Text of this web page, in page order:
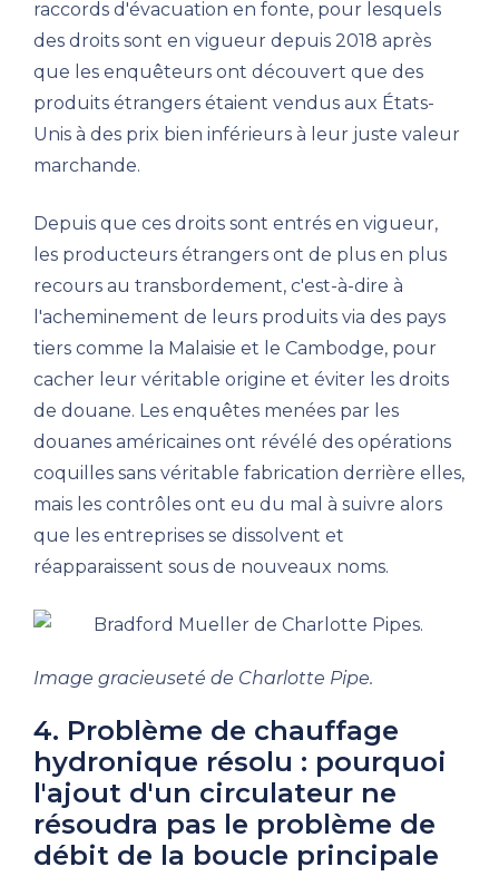
raccords d'évacuation en fonte, pour lesquels
des droits sont en vigueur depuis 2018 après
que les enquêteurs ont découvert que des
produits étrangers étaient vendus aux États-
Unis à des prix bien inférieurs à leur juste valeur
marchande.
Depuis que ces droits sont entrés en vigueur,
les producteurs étrangers ont de plus en plus
recours au transbordement, c'est-à-dire à
l'acheminement de leurs produits via des pays
tiers comme la Malaisie et le Cambodge, pour
cacher leur véritable origine et éviter les droits
de douane. Les enquêtes menées par les
douanes américaines ont révélé des opérations
coquilles sans véritable fabrication derrière elles,
mais les contrôles ont eu du mal à suivre alors
que les entreprises se dissolvent et
réapparaissent sous de nouveaux noms.
Image gracieuseté de Charlotte Pipe.
4. Problème de chauffage
hydronique résolu : pourquoi
l'ajout d'un circulateur ne
résoudra pas le problème de
débit de la boucle principale